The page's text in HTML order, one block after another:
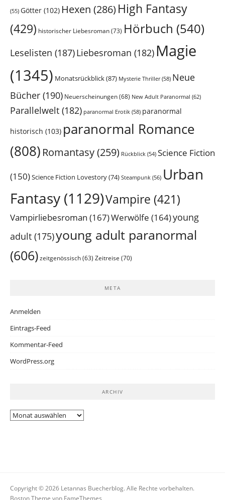
(55) Götter (102) Hexen (286) High Fantasy
(429) historischer Liebesroman(73) Hörbuch (540)
Leselisten (187)Liebesroman (182) Magie
(1345) Monatsrückblick(87) Mysterie Thriller(58) Neue
Bücher (190) Neuerscheinungen(68) New Adult Paranormal (62)
Parallelwelt (182) paranormal Erotik (58) paranormal
historisch (103) paranormal Romance
(808) Romantasy(259) Rückblick (54) Science Fiction
(150)Science Fiction Lovestory(74) Steampunk (56) Urban
Fantasy (1129)Vampire (421)
Vampirliebesroman (167)Werwölfe (164)young
adult (175)young adult paranormal
(606) zeitgenössisch (63) Zeitreise (70)
META
Anmelden
Eintrags-Feed
Kommentar-Feed
WordPress.org
ARCHIV
Archiv
Copyright © 2026 Letannas Buecherblog. Alle Rechte vorbehalten.
Boston Theme von FameThemes